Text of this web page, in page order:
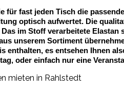
fast jeden Tisch die
optisch aufwertet. Die
im Stoff verarbeitete
unserem Sortiment
es entsehen Ihnen
oder einfach nur eine